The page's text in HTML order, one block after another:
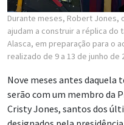
Durante meses, Robert Jones,
ajudam a construir a réplica do
Alasca, em preparação para o
realizado de 9 a 13 de junho de
Nove meses antes daquela
serão com um membro da
Cristy Jones, santos dos